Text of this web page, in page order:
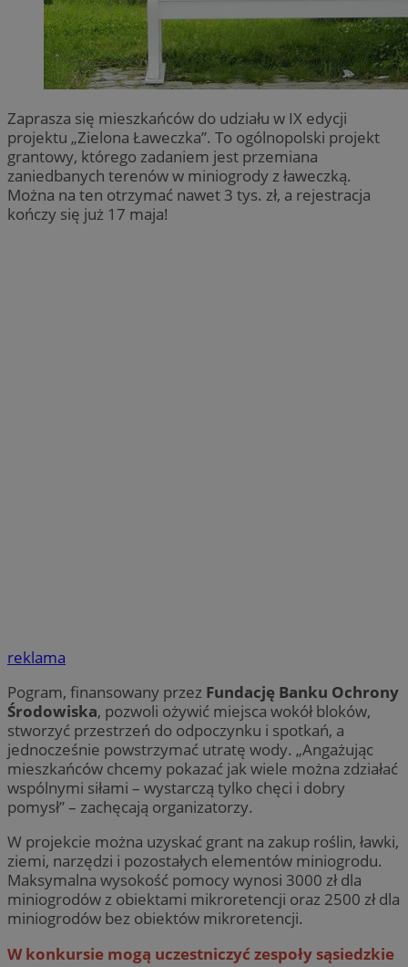
Zaprasza się mieszkańców do udziału w IX edycji
projektu „Zielona Ławeczka”. To ogólnopolski projekt
grantowy, którego zadaniem jest przemiana
zaniedbanych terenów w miniogrody z ławeczką.
Można na ten otrzymać nawet 3 tys. zł, a rejestracja
kończy się już 17 maja!
reklama
Pogram, finansowany przez Fundację Banku Ochrony
Środowiska, pozwoli ożywić miejsca wokół bloków,
stworzyć przestrzeń do odpoczynku i spotkań, a
jednocześnie powstrzymać utratę wody. „Angażując
mieszkańców chcemy pokazać jak wiele można zdziałać
wspólnymi siłami – wystarczą tylko chęci i dobry
pomysł” – zachęcają organizatorzy.
W projekcie można uzyskać grant na zakup roślin, ławki,
ziemi, narzędzi i pozostałych elementów miniogrodu.
Maksymalna wysokość pomocy wynosi 3000 zł dla
miniogrodów z obiektami mikroretencji oraz 2500 zł dla
miniogrodów bez obiektów mikroretencji.
W konkursie mogą uczestniczyć zespoły sąsiedzkie